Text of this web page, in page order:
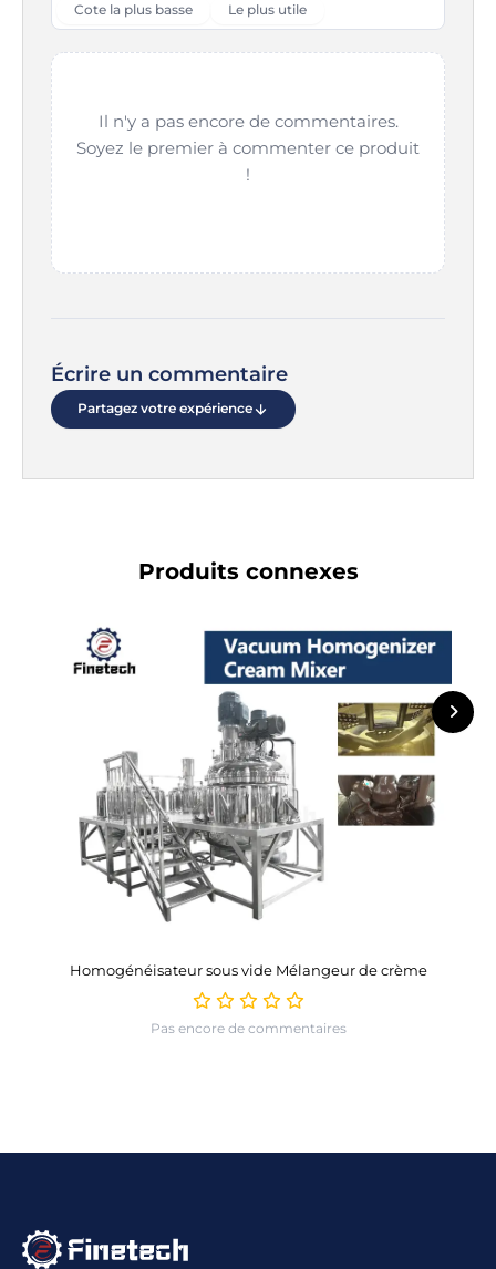
Cote la plus basse
Le plus utile
Il n'y a pas encore de commentaires.
Soyez le premier à commenter ce produit
!
Écrire un commentaire
Partagez votre expérience
Produits connexes
Homogénéisateur sous vide Mélangeur de crème
Pas encore de commentaires